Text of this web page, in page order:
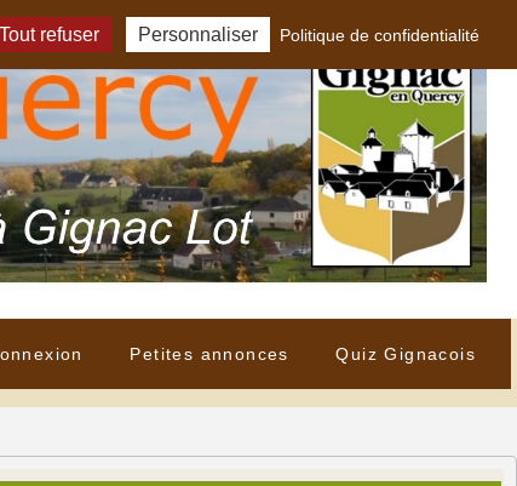
Petites annonces Quiz Gignacois
Tout refuser Personnaliser Politique de confidentialité